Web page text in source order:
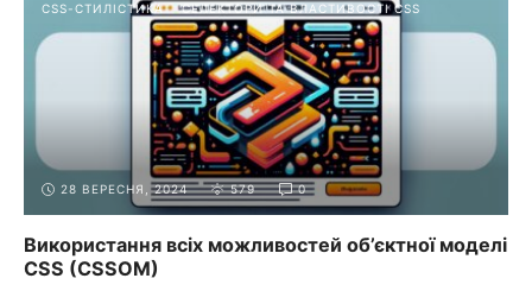
CSS-СТИЛІСТИКА СЕЛЕКТОРИ ТА ВЛАСТИВОСТІ CSS
28 ВЕРЕСНЯ, 2024 579 0
Використання всіх можливостей об’єктної моделі
CSS (CSSOM)